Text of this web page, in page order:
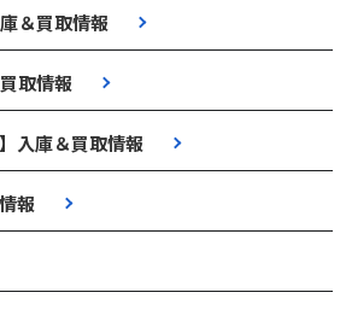
＆買取情報
取情報
入庫＆買取情報
報